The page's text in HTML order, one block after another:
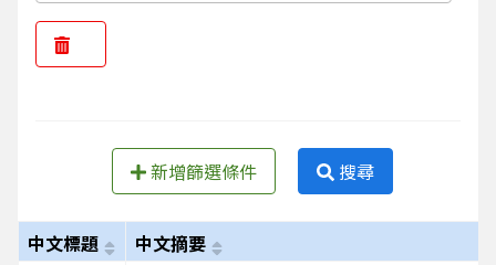
新增篩選條件 搜尋
中文標題
中文摘要